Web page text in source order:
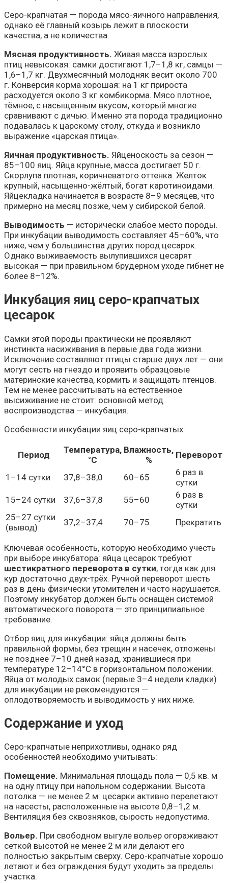
Серо-крапчатая — порода мясо-яичного направления,
однако её главный козырь лежит в плоскости
качества, а не количества.
Мясная продуктивность. Живая масса взрослых
птиц невысокая: самки достигают 1,7–1,8 кг, самцы —
1,6–1,7 кг. Двухмесячный молодняк весит около 700
г. Конверсия корма хорошая: на 1 кг прироста
расходуется около 3 кг комбикорма. Мясо плотное,
тёмное, с насыщенным вкусом, который многие
сравнивают с дичью. Именно эта порода традиционно
подавалась к царскому столу, откуда и возникло
выражение «царская птица».
Яичная продуктивность. Яйценоскость за сезон —
85–100 яиц. Яйца крупные, масса достигает 50 г.
Скорлупа плотная, коричневатого оттенка. Желток
крупный, насыщенно-жёлтый, богат каротиноидами.
Яйцекладка начинается в возрасте 8–9 месяцев, что
примерно на месяц позже, чем у сибирской белой.
Выводимость — исторически слабое место породы.
При инкубации выводимость составляет 45–60%, что
ниже, чем у большинства других пород цесарок.
Однако выживаемость вылупившихся цесарят
высокая — при правильном брудерном уходе гибнет не
более 8–12%.
Инкубация яиц серо-крапчатых
цесарок
Самки этой породы практически не проявляют
инстинкта насиживания в первые два года жизни.
Исключение составляют птицы старше двух лет — они
могут сесть на гнездо и проявить образцовые
материнские качества, кормить и защищать птенцов.
Тем не менее рассчитывать на естественное
высиживание не стоит: основной метод
воспроизводства — инкубация.
Особенности инкубации яиц серо-крапчатых:
Период
Температура,
°C
Влажность,
%
Переворот
1–14 сутки 37,8–38,0 60–65
6 раз в
сутки
15–24 сутки
37,6–37,8 55–60
6 раз в
сутки
25–27 сутки
(вывод)
37,2–37,4 70–75 Прекратить
Ключевая особенность, которую необходимо учесть
при выборе инкубатора: яйца цесарок требуют
шестикратного переворота в сутки, тогда как для
кур достаточно двух-трёх. Ручной переворот шесть
раз в день физически утомителен и часто нарушается.
Поэтому инкубатор должен быть оснащён системой
автоматического поворота — это принципиальное
требование.
Отбор яиц для инкубации: яйца должны быть
правильной формы, без трещин и насечек, отложены
не позднее 7–10 дней назад, хранившиеся при
температуре 12–14°C в горизонтальном положении.
Яйца от молодых самок (первые 3–4 недели кладки)
для инкубации не рекомендуются —
оплодотворяемость и выводимость у них ниже.
Содержание и уход
Серо-крапчатые неприхотливы, однако ряд
особенностей необходимо учитывать:
Помещение. Минимальная площадь пола — 0,5 кв. м
на одну птицу при напольном содержании. Высота
потолка — не менее 2 м: цесарки активно перелетают
на насесты, расположенные на высоте 0,8–1,2 м.
Вентиляция без сквозняков, сырость недопустима.
Вольер. При свободном выгуле вольер огораживают
сеткой высотой не менее 2 м или делают его
полностью закрытым сверху. Серо-крапчатые хорошо
летают и без ограждения будут уходить за пределы
участка.